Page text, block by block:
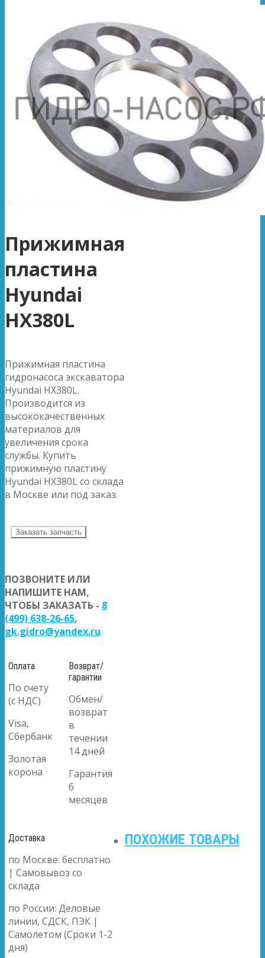
Прижимная
пластина
Hyundai
HX380L
Прижимная пластина
гидронасоса экскаватора
Hyundai HX380L.
Производится из
высококачественных
материалов для
увеличения срока
службы. Купить
прижимную пластину
Hyundai HX380L со склада
в Москве или под заказ.
Заказать запчасть
ПОЗВОНИТЕ ИЛИ
НАПИШИТЕ НАМ,
ЧТОБЫ ЗАКАЗАТЬ - 8
(499) 638-26-65,
gk.gidro@yandex.ru
Оплата
По счету
(с НДС)
Visa,
Сбербанк
Золотая
корона
Возврат/
гарантии
Обмен/
возврат
в
течении
14 дней
Гарантия
6
месяцев
Доставка
по Москве: бесплатно
| Самовывоз со
склада
по России: Деловые
линии, СДСК, ПЭК |
Самолетом (Сроки 1-2
дня)
ПОХОЖИЕ ТОВАРЫ